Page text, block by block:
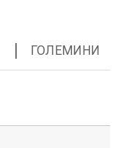
ГОЛЕМИНИ